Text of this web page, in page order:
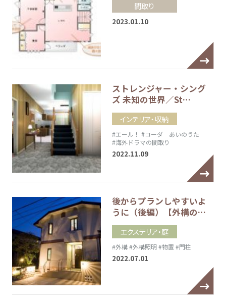
間取り
2023.01.10
ストレンジャー・シング
ズ 未知の世界／St…
インテリア・収納
#エール！ #コーダ あいのうた
#海外ドラマの間取り
2022.11.09
後からプランしやすいよ
うに（後編）【外構の…
エクステリア・庭
#外構#外構照明 #物置 #門柱
2022.07.01